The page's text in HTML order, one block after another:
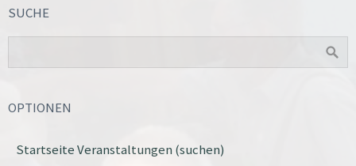
SUCHE
OPTIONEN
Startseite Veranstaltungen (suchen)